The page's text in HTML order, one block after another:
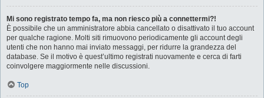
Mi sono registrato tempo fa, ma non riesco più a connettermi?!
È possibile che un amministratore abbia cancellato o disattivato il tuo account
per qualche ragione. Molti siti rimuovono periodicamente gli account degli
utenti che non hanno mai inviato messaggi, per ridurre la grandezza del
database. Se il motivo è quest’ultimo registrati nuovamente e cerca di farti
coinvolgere maggiormente nelle discussioni.
Top